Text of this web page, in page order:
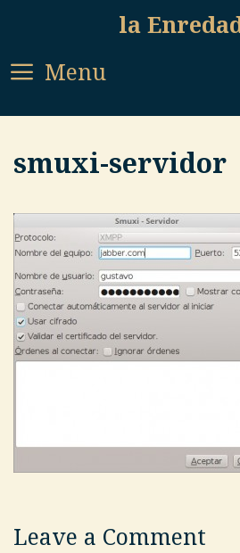
content
la
Menu
smuxi-servidor
Leave a Comment